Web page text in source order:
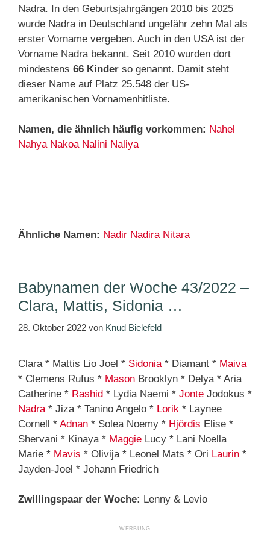
Nadra. In den Geburtsjahrgängen 2010 bis 2025
wurde Nadra in Deutschland ungefähr zehn Mal als
erster Vorname vergeben. Auch in den USA ist der
Vorname Nadra bekannt. Seit 2010 wurden dort
mindestens 66 Kinder so genannt. Damit steht
dieser Name auf Platz 25.548 der US-
amerikanischen Vornamenhitliste.
Namen, die ähnlich häufig vorkommen: Nahel
Nahya Nakoa Nalini Naliya
Ähnliche Namen: Nadir Nadira Nitara
Babynamen der Woche 43/2022 –
Clara, Mattis, Sidonia …
28. Oktober 2022 von Knud Bielefeld
Clara * Mattis Lio Joel * Sidonia * Diamant * Maiva
* Clemens Rufus * Mason Brooklyn * Delya * Aria
Catherine * Rashid * Lydia Naemi * Jonte Jodokus *
Nadra * Jiza * Tanino Angelo * Lorik * Laynee
Cornell * Adnan * Solea Noemy * Hjördis Elise *
Shervani * Kinaya * Maggie Lucy * Lani Noella
Marie * Mavis * Olivija * Leonel Mats * Ori Laurin *
Jayden-Joel * Johann Friedrich
Zwillingspaar der Woche: Lenny & Levio